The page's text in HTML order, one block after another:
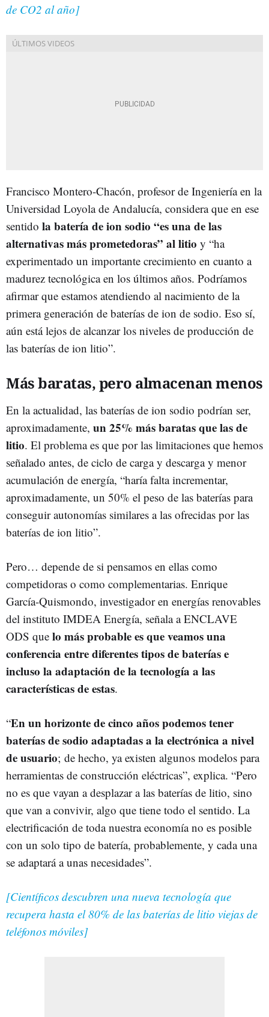
de CO2 al año]
Francisco Montero-Chacón, profesor de Ingeniería en la
Universidad Loyola de Andalucía, considera que en ese
sentido la batería de ion sodio “es una de las
alternativas más prometedoras” al litio y “ha
experimentado un importante crecimiento en cuanto a
madurez tecnológica en los últimos años. Podríamos
afirmar que estamos atendiendo al nacimiento de la
primera generación de baterías de ion de sodio. Eso sí,
aún está lejos de alcanzar los niveles de producción de
las baterías de ion litio”.
Más baratas, pero almacenan menos
En la actualidad, las baterías de ion sodio podrían ser,
aproximadamente, un 25% más baratas que las de
litio. El problema es que por las limitaciones que hemos
señalado antes, de ciclo de carga y descarga y menor
acumulación de energía, “haría falta incrementar,
aproximadamente, un 50% el peso de las baterías para
conseguir autonomías similares a las ofrecidas por las
baterías de ion litio”.
Pero… depende de si pensamos en ellas como
competidoras o como complementarias. Enrique
García-Quismondo, investigador en energías renovables
del instituto IMDEA Energía, señala a ENCLAVE
ODS que lo más probable es que veamos una
conferencia entre diferentes tipos de baterías e
incluso la adaptación de la tecnología a las
características de estas.
“En un horizonte de cinco años podemos tener
baterías de sodio adaptadas a la electrónica a nivel
de usuario; de hecho, ya existen algunos modelos para
herramientas de construcción eléctricas”, explica. “Pero
no es que vayan a desplazar a las baterías de litio, sino
que van a convivir, algo que tiene todo el sentido. La
electrificación de toda nuestra economía no es posible
con un solo tipo de batería, probablemente, y cada una
se adaptará a unas necesidades”.
[Científicos descubren una nueva tecnología que
recupera hasta el 80% de las baterías de litio viejas de
teléfonos móviles]